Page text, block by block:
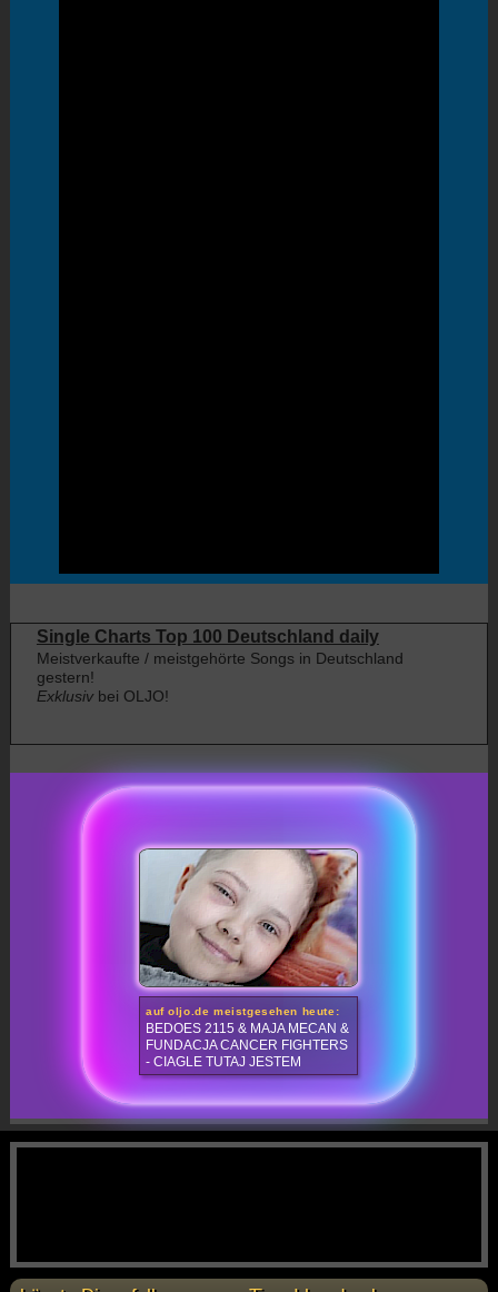
Single Charts Top 100 Deutschland daily
Meistverkaufte / meistgehörte Songs in Deutschland
gestern!
Exklusivbei OLJO!
auf oljo.de meistgesehen heute:
BEDOES 2115 & MAJA MECAN &
FUNDACJA CANCER FIGHTERS
- CIAGLE TUTAJ JESTEM